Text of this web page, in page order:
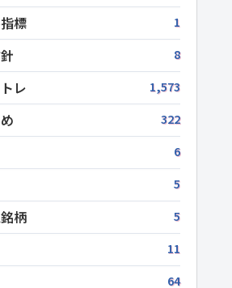
標 1
8
レ 1,573
322
6
5
柄 5
11
64